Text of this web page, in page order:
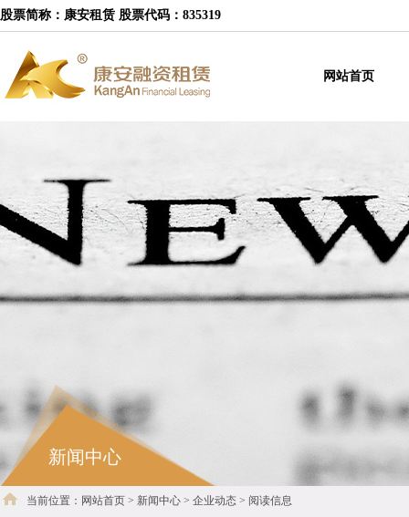
股票简称：康安租赁 股票代码：835319
网站首页
新闻中心
当前位置：网站首页 > 新闻中心 > 企业动态 > 阅读信息